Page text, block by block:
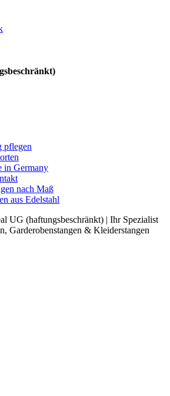
pflegen
in Germany
nach Maß
aus Edelstahl
UG (haftungsbeschränkt) | Ihr Spezialist
Garderobenstangen & Kleiderstangen